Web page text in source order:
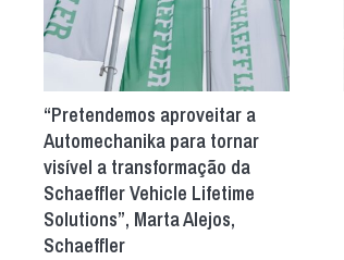
“Pretendemos aproveitar a
Automechanika para tornar
visível a transformação da
Schaeffler Vehicle Lifetime
Solutions”, Marta Alejos,
Schaeffler